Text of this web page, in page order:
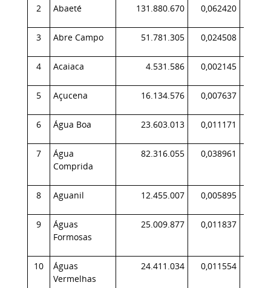
2 Abaeté 131.880.670 0,062420
3 Abre Campo 51.781.305 0,024508
4 Acaiaca 4.531.586 0,002145
5 Açucena 16.134.576 0,007637
6 Água Boa 23.603.013 0,011171
7
Água
Comprida
82.316.055 0,038961
8 Aguanil 12.455.007 0,005895
9
Águas
Formosas
25.009.877 0,011837
10
Águas
Vermelhas
24.411.034 0,011554